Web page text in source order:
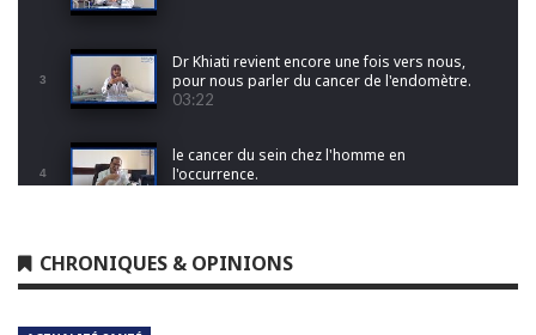
3
Dr Khiati revient encore une fois vers nous,
pour nous parler du cancer de l'endomètre.
03:22
4
le cancer du sein chez l'homme en
l'occurrence.
5
le monde de l'anatomie pathologique
05:50
CHRONIQUES & OPINIONS